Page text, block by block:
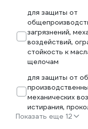
для защиты от
загрязнений,
воздействий,
стойкость к
щелочам
для защиты от
механических
истирания,
Показать еще 12